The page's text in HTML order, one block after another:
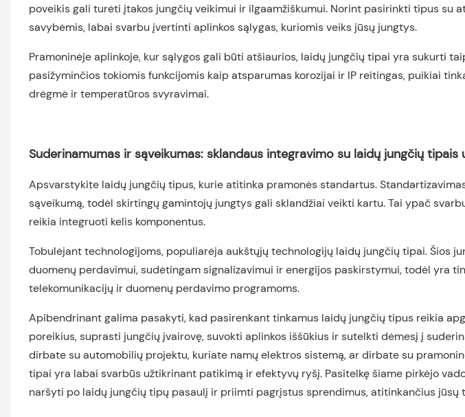
poveikis gali turėti įtakos jungčių veikimui ir ilgaamžiškumui. Norint pasirinkti tipus su
savybėmis, labai svarbu įvertinti aplinkos sąlygas, kuriomis veiks jūsų jungtys.
Pramoninėje aplinkoje, kur sąlygos gali būti atšiaurios, laidų jungčių tipai yra sukurti
pasižyminčios tokiomis funkcijomis kaip atsparumas korozijai ir IP reitingas, puikiai
drėgmė ir temperatūros svyravimai.
Suderinamumas ir sąveikumas: sklandaus integravimo su laidų jungčių tipais
Apsvarstykite laidų jungčių tipus, kurie atitinka pramonės standartus.
sąveikumą, todėl skirtingų gamintojų jungtys gali sklandžiai veikti kartu. Tai ypač
reikia integruoti kelis komponentus.
Tobulėjant technologijoms, populiarėja aukštųjų technologijų laidų jungčių tipai. Šios
duomenų perdavimui, sudėtingam signalizavimui ir energijos paskirstymui, todėl yra
telekomunikacijų ir duomenų perdavimo programoms.
Apibendrinant galima pasakyti, kad pasirenkant tinkamus laidų jungčių tipus reikia
poreikius, suprasti jungčių įvairovę, suvokti aplinkos iššūkius ir sutelkti dėmesį į
dirbate su automobilių projektu, kuriate namų elektros sistemą, ar dirbate su
tipai yra labai svarbūs užtikrinant patikimą ir efektyvų ryšį. Pasitelkę šiame pirkėjo
naršyti po laidų jungčių tipų pasaulį ir priimti pagrįstus sprendimus, atitinkančius jūsų